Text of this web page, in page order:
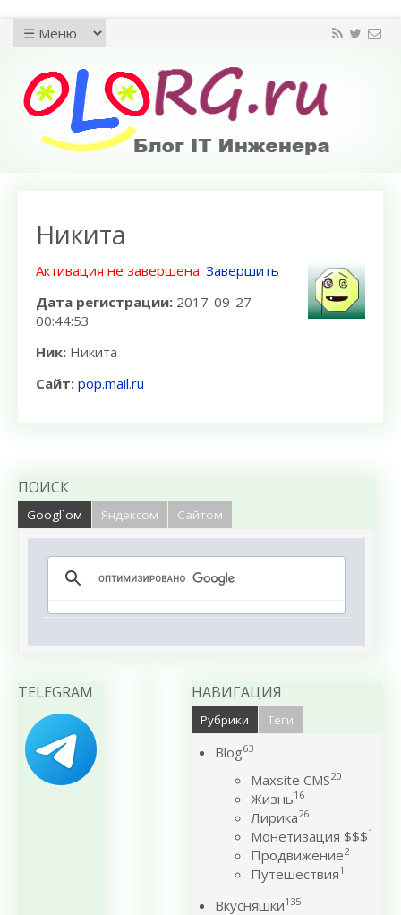
Никита
Активация не завершена. Завершить
Дата регистрации: 2017-09-27
00:44:53
Ник: Никита
Сайт: pop.mail.ru
ПОИСК
Googl`ом Яндексом Сайтом
TELEGRAM НАВИГАЦИЯ
Рубрики Теги
Blog63
Maxsite CMS20
Жизнь16
Лирика26
Монетизация $$$1
Продвижение2
Путешествия1
Вкусняшки135